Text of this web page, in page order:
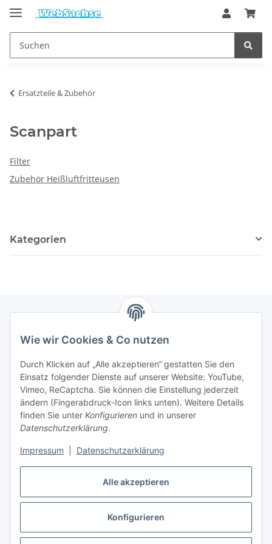
Alle akzeptieren
Konfigurieren
Wie wir Cookies & Co nutzen
Durch Klicken auf „Alle akzeptieren“ gestatten Sie den
Einsatz folgender Dienste auf unserer Website: YouTube,
Vimeo, ReCaptcha. Sie können die Einstellung jederzeit
ändern (Fingerabdruck-Icon links unten). Weitere Details
finden Sie unter Konfigurieren und in unserer
Datenschutzerklärung.
Impressum Datenschutzerklärung
Ersatzteile & Zubehör
Scanpart
Filter
Zubehör Heißluftfritteusen
Kategorien
Zahlungsmöglichkeiten
Versandinformationen
Gesetzliche Informationen
Vertrag widerrufen
* Alle Preise inkl. gesetzlicher USt., zzgl.Versand